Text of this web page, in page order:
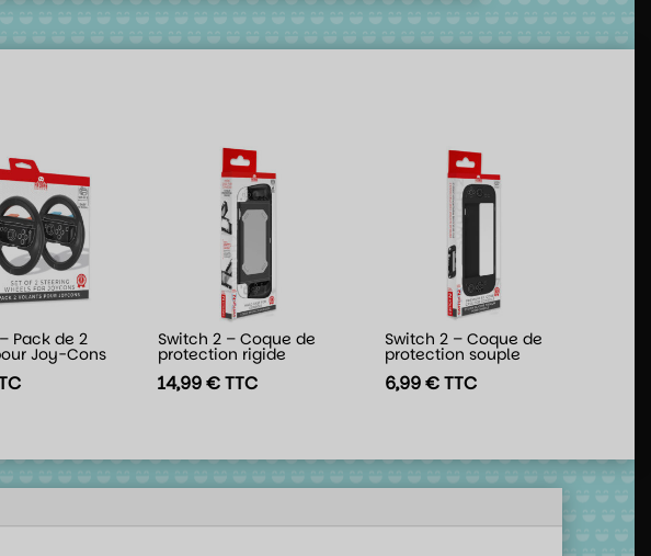
Pack de 2
Joy-Cons
Switch 2 – Coque de
protection rigide
14,99€TTC
Switch 2 – Coque de
protection souple
6,99€TTC